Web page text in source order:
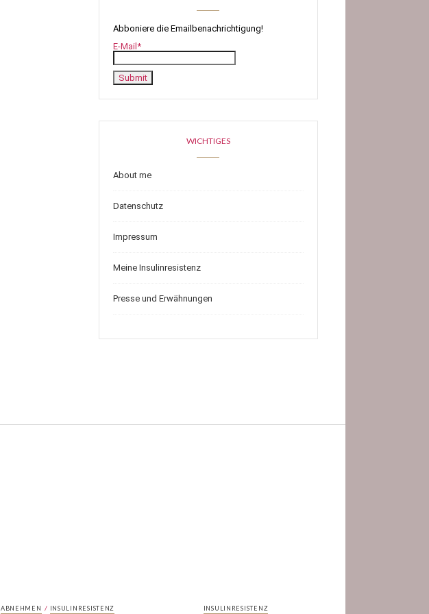
Abboniere die Emailbenachrichtigung!
E-Mail*
WICHTIGES
About me
Datenschutz
Impressum
Meine Insulinresistenz
Presse und Erwähnungen
ABNEHMEN / INSULINRESISTENZ INSULINRESISTENZ